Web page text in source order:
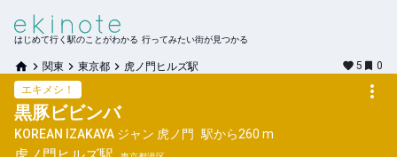
はじめて行く駅のことがわかる 行ってみたい街が見つかる
関東 東京都 虎ノ門ヒルズ駅 5
0
エキメシ！
黒豚ビビンバ
KOREAN IZAKAYA ジャン 虎ノ門 駅から260 m